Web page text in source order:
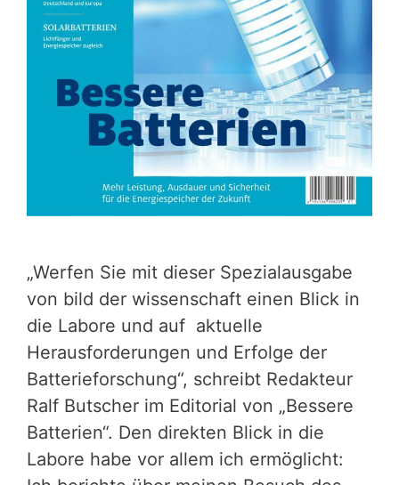
„Werfen Sie mit dieser Spezialausgabe
von bild der wissenschaft einen Blick in
die Labore und auf aktuelle
Herausforderungen und Erfolge der
Batterieforschung“, schreibt Redakteur
Ralf Butscher im Editorial von „Bessere
Batterien“. Den direkten Blick in die
Labore habe vor allem ich ermöglicht: